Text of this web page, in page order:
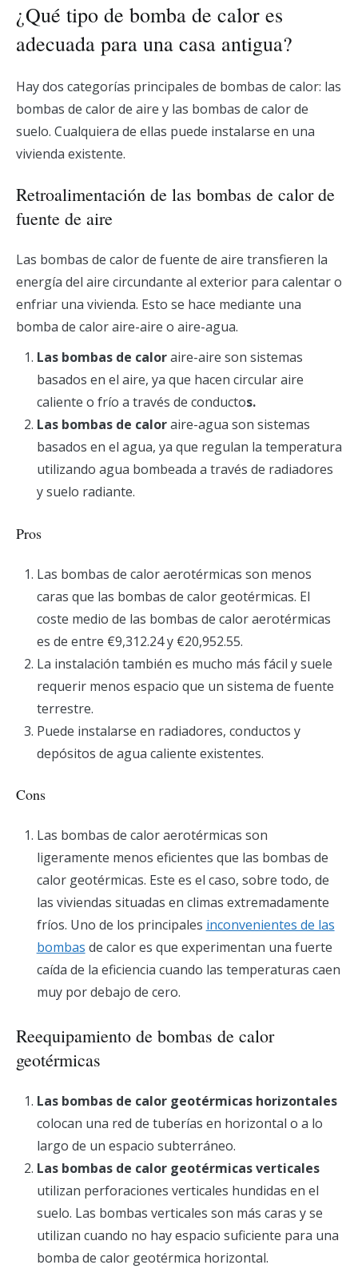
¿Qué tipo de bomba de calor es
adecuada para una casa antigua?
Hay dos categorías principales de bombas de calor: las
bombas de calor de aire y las bombas de calor de
suelo. Cualquiera de ellas puede instalarse en una
vivienda existente.
Retroalimentación de las bombas de calor de
fuente de aire
Las bombas de calor de fuente de aire transfieren la
energía del aire circundante al exterior para calentar o
enfriar una vivienda. Esto se hace mediante una
bomba de calor aire-aire o aire-agua.
Las bombas de caloraire-aire son sistemas
basados en el aire, ya que hacen circular aire
caliente o frío a través de conductos.
Las bombas de caloraire-agua son sistemas
basados en el agua, ya que regulan la temperatura
utilizando agua bombeada a través de radiadores
y suelo radiante.
Pros
Las bombas de calor aerotérmicas son menos
caras que las bombas de calor geotérmicas. El
coste medio de las bombas de calor aerotérmicas
es de entre €9,312.24 y €20,952.55.
La instalación también es mucho más fácil y suele
requerir menos espacio que un sistema de fuente
terrestre.
Puede instalarse en radiadores, conductos y
depósitos de agua caliente existentes.
Cons
Las bombas de calor aerotérmicas son
ligeramente menos eficientes que las bombas de
calor geotérmicas. Este es el caso, sobre todo, de
las viviendas situadas en climas extremadamente
fríos. Uno de los principales inconvenientes de las
bombas de calor es que experimentan una fuerte
caída de la eficiencia cuando las temperaturas caen
muy por debajo de cero.
Reequipamiento de bombas de calor
geotérmicas
Las bombas de calor geotérmicas horizontales
colocan una red de tuberías en horizontal o a lo
largo de un espacio subterráneo.
Las bombas de calor geotérmicas verticales
utilizan perforaciones verticales hundidas en el
suelo. Las bombas verticales son más caras y se
utilizan cuando no hay espacio suficiente para una
bomba de calor geotérmica horizontal.